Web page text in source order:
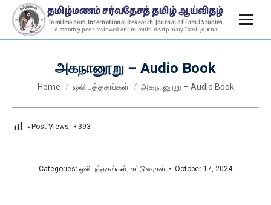
அகநானூறு – Audio Book
You are here:
Home ஒலி புத்தகங்கள் அகநானூறு – Audio Book
Post Views: 393
Categories: ஒலி புத்தகங்கள், கட்டுரைகள் October 17, 2024